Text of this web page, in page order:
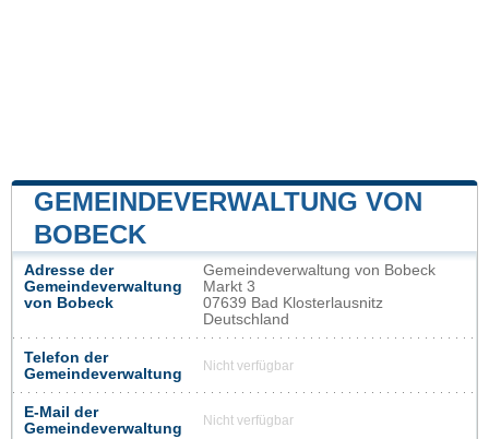
GEMEINDEVERWALTUNG VON
BOBECK
Adresse der
Gemeindeverwaltung
von Bobeck
Gemeindeverwaltung von Bobeck
Markt 3
07639 Bad Klosterlausnitz
Deutschland
Telefon der
Gemeindeverwaltung
Nicht verfügbar
E-Mail der
Gemeindeverwaltung
Nicht verfügbar